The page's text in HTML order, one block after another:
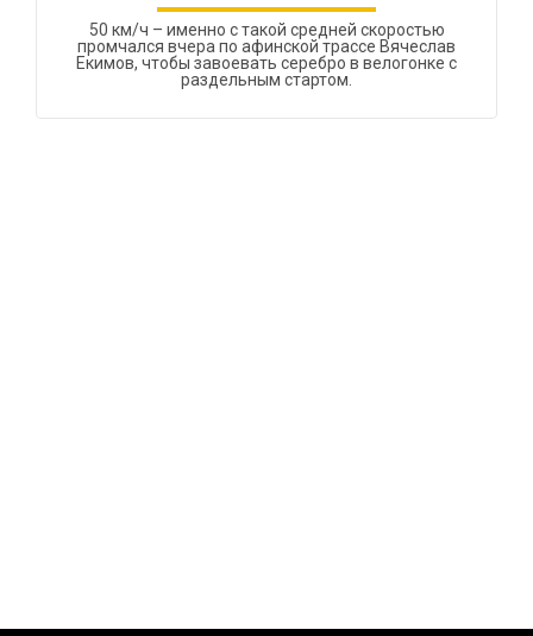
50 км/ч – именно с такой средней скоростью
промчался вчера по афинской трассе Вячеслав
Екимов, чтобы завоевать серебро в велогонке с
раздельным стартом.